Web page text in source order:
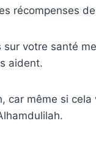
récompenses
votre santé
aident.
car même si